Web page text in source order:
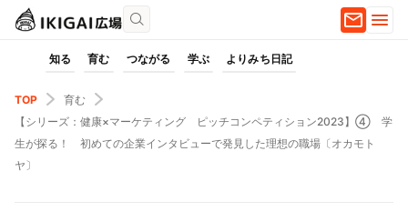
知る 育む つながる 学ぶ よりみち日記
TOP
育む
【シリーズ：健康×マーケティング ピッチコンペティション2023】④ 学
生が探る！ 初めての企業インタビューで発見した理想の職場〔オカモト
ヤ〕